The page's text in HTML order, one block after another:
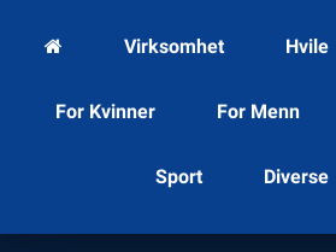
Virksomhet Hvile
For Kvinner For Menn
Sport Diverse